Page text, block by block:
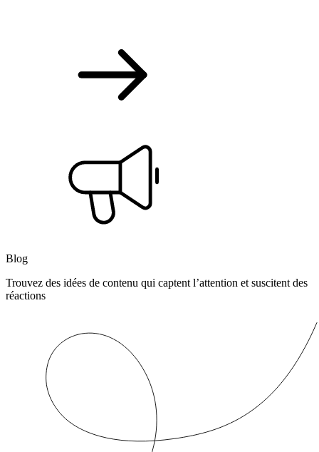
Blog
Trouvez des idées de contenu qui captent l’attention et suscitent des
réactions